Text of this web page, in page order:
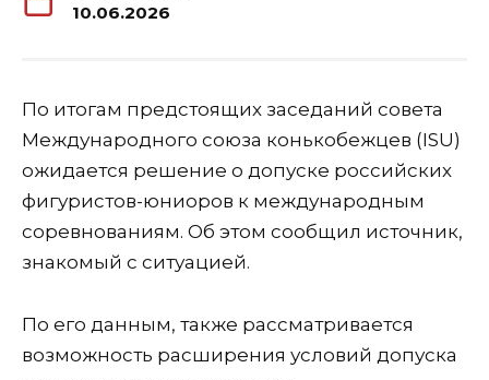
10.06.2026
По итогам предстоящих заседаний совета
Международного союза конькобежцев (ISU)
ожидается решение о допуске российских
фигуристов-юниоров к международным
соревнованиям. Об этом сообщил источник,
знакомый с ситуацией.
По его данным, также рассматривается
возможность расширения условий допуска